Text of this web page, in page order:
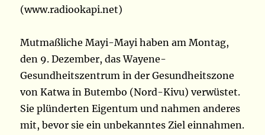
(www.radiookapi.net)
Mutmaßliche Mayi-Mayi haben am Montag,
den 9. Dezember, das Wayene-
Gesundheitszentrum in der Gesundheitszone
von Katwa in Butembo (Nord-Kivu) verwüstet.
Sie plünderten Eigentum und nahmen anderes
mit, bevor sie ein unbekanntes Ziel einnahmen.